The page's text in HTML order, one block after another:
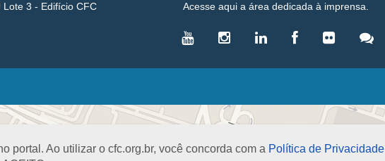
portal. Ao utilizar o cfc.org.br, você concorda com a Política de Privacidade
Lote 3 - Edifício CFC
Acesse aqui a área dedicada à imprensa.
PRESIDÊNCIAS
Interno
LEGISLAÇÃO
Leis
Decretos-Lei